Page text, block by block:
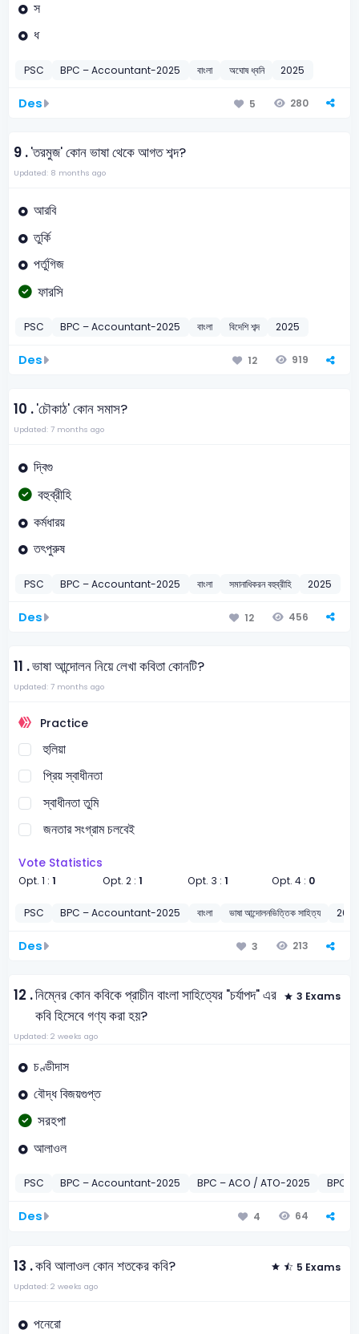
স
ধ
PSC BPC – Accountant-2025 বাংলা অঘোষ ধ্বনি 2025
Des 5 280
9 .'তরমুজ' কোন ভাষা থেকে আগত শব্দ?
Updated: 8 months ago
আরবি
তুর্কি
পর্তুগিজ
ফারসি
PSC BPC – Accountant-2025 বাংলা বিদেশি শব্দ 2025
Des 12 919
10 .'চৌকাঠ' কোন সমাস?
Updated: 7 months ago
দ্বিগু
বহুব্রীহি
কর্মধারয়
তৎপুরুষ
PSC BPC – Accountant-2025 বাংলা সমানাধিকরন বহুব্রীহি 2025
Des 12 456
11 .ভাষা আন্দোলন নিয়ে লেখা কবিতা কোনটি?
Updated: 7 months ago
Practice
হুলিয়া
প্রিয় স্বাধীনতা
স্বাধীনতা তুমি
জনতার সংগ্রাম চলবেই
Vote Statistics
Opt. 1 :1 Opt. 2 :1 Opt. 3 : 1 Opt. 4 : 0
PSC BPC – Accountant-2025 বাংলা ভাষা আন্দোলনভিত্তিক সাহিত্য
Des 3 213
12 .নিম্নের কোন কবিকে প্রাচীন বাংলা সাহিত্যের "চর্যাপদ" এর
কবি হিসেবে গণ্য করা হয়?
3 Exams
Updated: 2 weeks ago
চণ্ডীদাস
বৌদ্ধ বিজয়গুপ্ত
সরহপা
আলাওল
PSC BPC – Accountant-2025 BPC – ACO / ATO-2025 BPC
Des 4 64
13 .কবি আলাওল কোন শতকের কবি? 5 Exams
Updated: 2 weeks ago
পনেরো